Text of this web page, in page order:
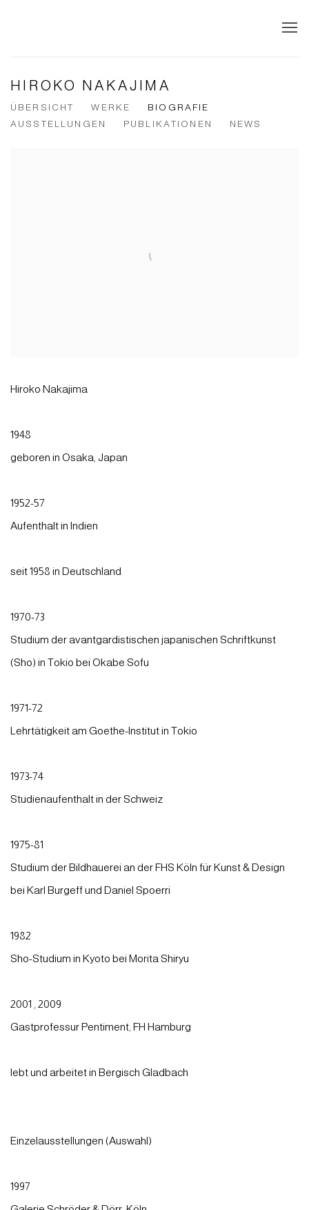
HIROKO NAKAJIMA
ÜBERSICHT WERKE
BIOGRAFIE
AUSSTELLUNGEN
PUBLIKATIONEN NEWS
Hiroko Nakajima
1948
geboren in Osaka, Japan
1952-57
Aufenthalt in Indien
seit 1958 in Deutschland
1970-73
Studium der avantgardistischen japanischen Schriftkunst
(Sho) in Tokio bei Okabe Sofu
1971-72
Lehrtätigkeit am Goethe-Institut in Tokio
1973-74
Studienaufenthalt in der Schweiz
1975-81
Studium der Bildhauerei an der FHS Köln für Kunst & Design
bei Karl Burgeff und Daniel Spoerri
1982
Sho-Studium in Kyoto bei Morita Shiryu
2001 , 2009
Gastprofessur Pentiment, FH Hamburg
lebt und arbeitet in Bergisch Gladbach
Einzelausstellungen (Auswahl)
1997